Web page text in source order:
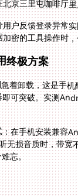
京三里屯咖啡厅
户反馈登录异常
密的工具操作时
终极方案
着卸载，这是手
可突破。实测
在手机安装兼容
无损音质时，带
忘。